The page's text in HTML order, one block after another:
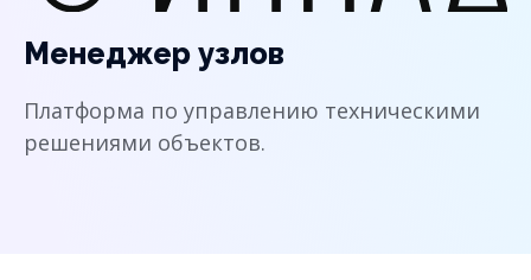
Менеджер узлов
Платформа по управлению техническими
решениями объектов.